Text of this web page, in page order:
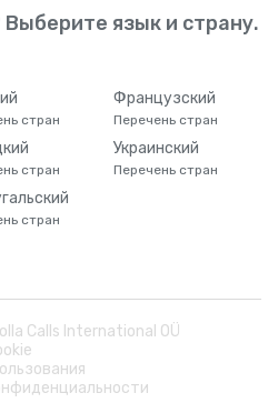
язык и страну.
стран
Французский
Перечень стран
стран
Украинский
Перечень стран
стран
Calls International OÜ